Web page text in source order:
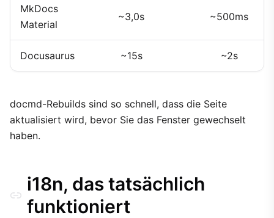
MkDocs
Material
~3,0s ~500ms
Docusaurus ~15s ~2s
docmd-Rebuilds sind so schnell, dass die Seite
aktualisiert wird, bevor Sie das Fenster gewechselt
haben.
i18n, das tatsächlich
funktioniert